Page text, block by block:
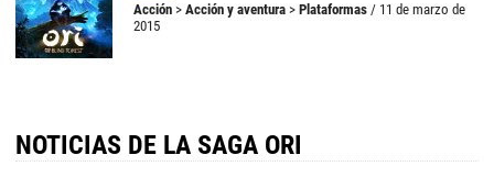
Acción > Acción y aventura > Plataformas / 11 de marzo de
2015
NOTICIAS DE LA SAGA ORI